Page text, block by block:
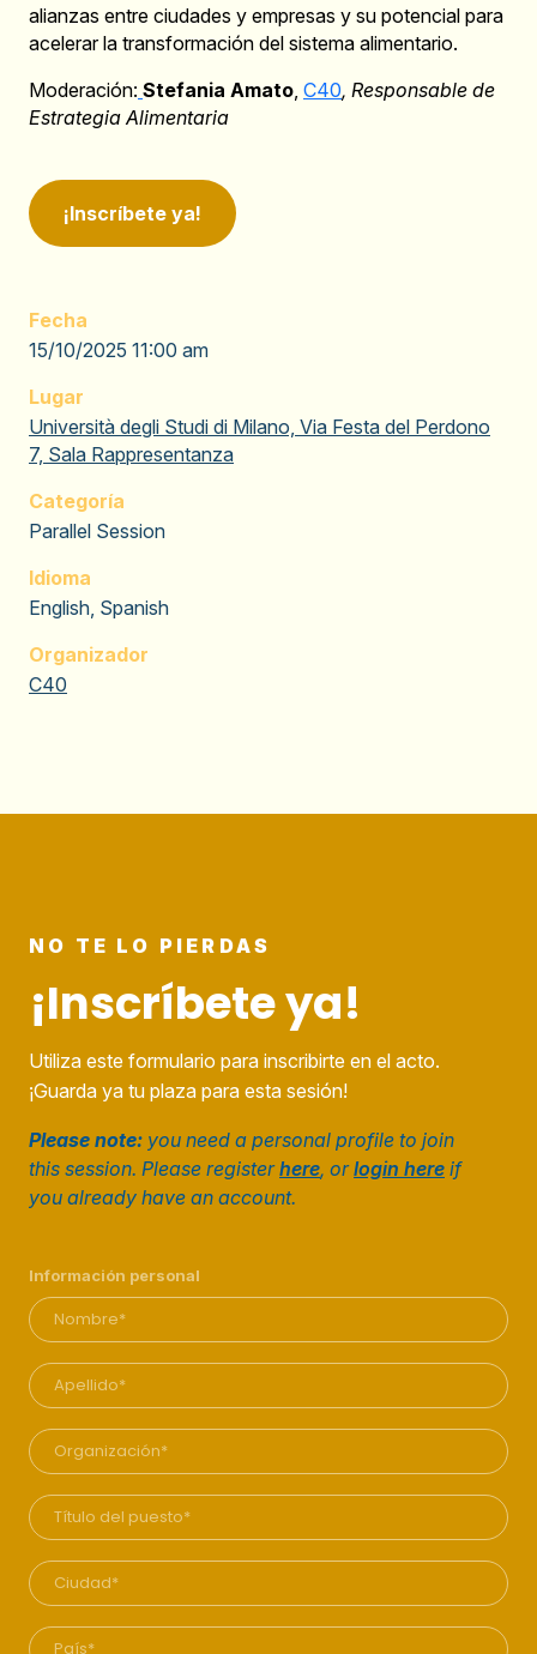
alianzas entre ciudades y empresas y su potencial para
acelerar la transformación del sistema alimentario.
Moderación: Stefania Amato C40, Responsable de
Estrategia Alimentaria
¡Inscríbete ya!
Fecha
15/10/2025 11:00 am
Lugar
Università degli Studi di Milano, Via Festa del Perdono
7, Sala Rappresentanza
Categoría
Parallel Session
Idioma
English, Spanish
Organizador
C40
NO TE LO PIERDAS
¡Inscríbete ya!
Utiliza este formulario para inscribirte en el acto.
¡Guarda ya tu plaza para esta sesión!
Please note: you need a personal profile to join
this session. Please registerhere, orlogin here if
you already have an account.
Información personal